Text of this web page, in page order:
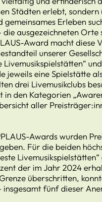
Städten erlebt,
Erleben
die ausgezeichneten
Award macht diese
unserer
jeweils eine Spielstätte
drei Livemusikclubs
den Kategorien
aller
Awards wurden
Für die beiden
der im Jahr 2024
überschritten,
fünf dieser